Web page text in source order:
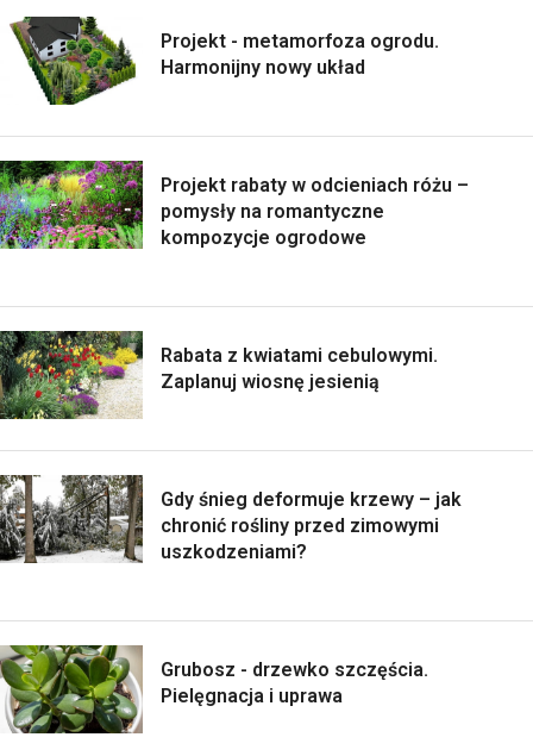
Projekt - metamorfoza ogrodu.
Harmonijny nowy układ
Projekt rabaty w odcieniach różu –
pomysły na romantyczne
kompozycje ogrodowe
Rabata z kwiatami cebulowymi.
Zaplanuj wiosnę jesienią
Gdy śnieg deformuje krzewy – jak
chronić rośliny przed zimowymi
uszkodzeniami?
Grubosz - drzewko szczęścia.
Pielęgnacja i uprawa